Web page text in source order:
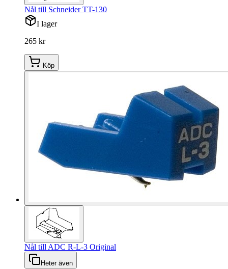
Nål till Schneider TT-130
I lager
265 kr
Köp
Nål till ADC R-L-3 Original
Heter även